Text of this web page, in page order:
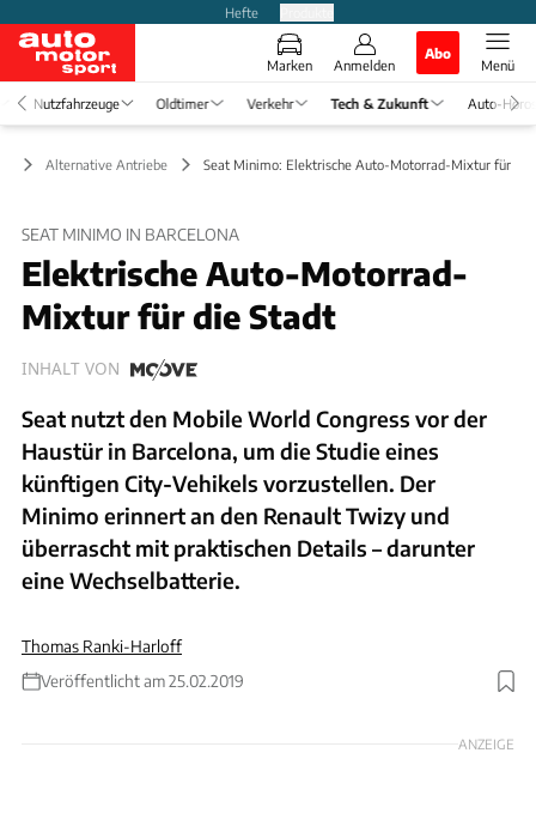
Hefte
Marken Anmelden
Abo
Menü
Nutzfahrzeuge Oldtimer Verkehr Tech & Zukunft Auto-
Alternative Antriebe Seat Minimo: Elektrische Auto-Motorrad-Mixtur für die
SEAT MINIMO IN BARCELONA
Elektrische Auto-Motorrad-
Mixtur für die Stadt
INHALT VON
Seat nutzt den Mobile World Congress vor der
Haustür in Barcelona, um die Studie eines
künftigen City-Vehikels vorzustellen. Der
Minimo erinnert an den Renault Twizy und
überrascht mit praktischen Details – darunter
eine Wechselbatterie.
Thomas Ranki-Harloff
Veröffentlicht am 25.02.2019
Foto: Seat
ANZEIGE